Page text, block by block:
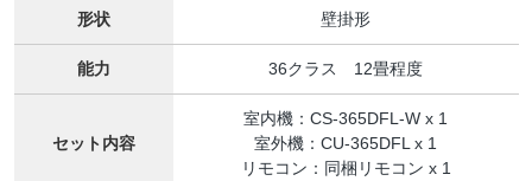
形状 壁掛形
能力 36クラス 12畳程度
セット内容
室内機：CS-365DFL-W x 1
室外機：CU-365DFL x 1
リモコン：同梱リモコン x 1